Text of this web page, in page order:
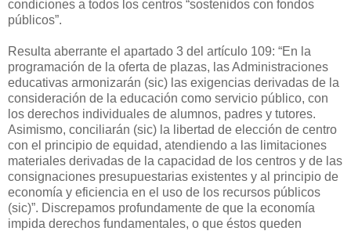
condiciones a todos los centros “sostenidos con fondos
públicos”.
Resulta aberrante el apartado 3 del artículo 109: “En la
programación de la oferta de plazas, las Administraciones
educativas armonizarán (sic) las exigencias derivadas de la
consideración de la educación como servicio público, con
los derechos individuales de alumnos, padres y tutores.
Asimismo, conciliarán (sic) la libertad de elección de centro
con el principio de equidad, atendiendo a las limitaciones
materiales derivadas de la capacidad de los centros y de las
consignaciones presupuestarias existentes y al principio de
economía y eficiencia en el uso de los recursos públicos
(sic)”. Discrepamos profundamente de que la economía
impida derechos fundamentales, o que éstos queden